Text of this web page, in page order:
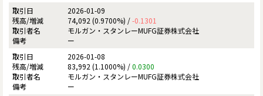
2026-01-09
74,092 (0.9700%) /-0.1301
モルガン・スタンレーMUFG証券株式会社
ー
2026-01-08
83,992 (1.1000%) /0.0300
モルガン・スタンレーMUFG証券株式会社
ー